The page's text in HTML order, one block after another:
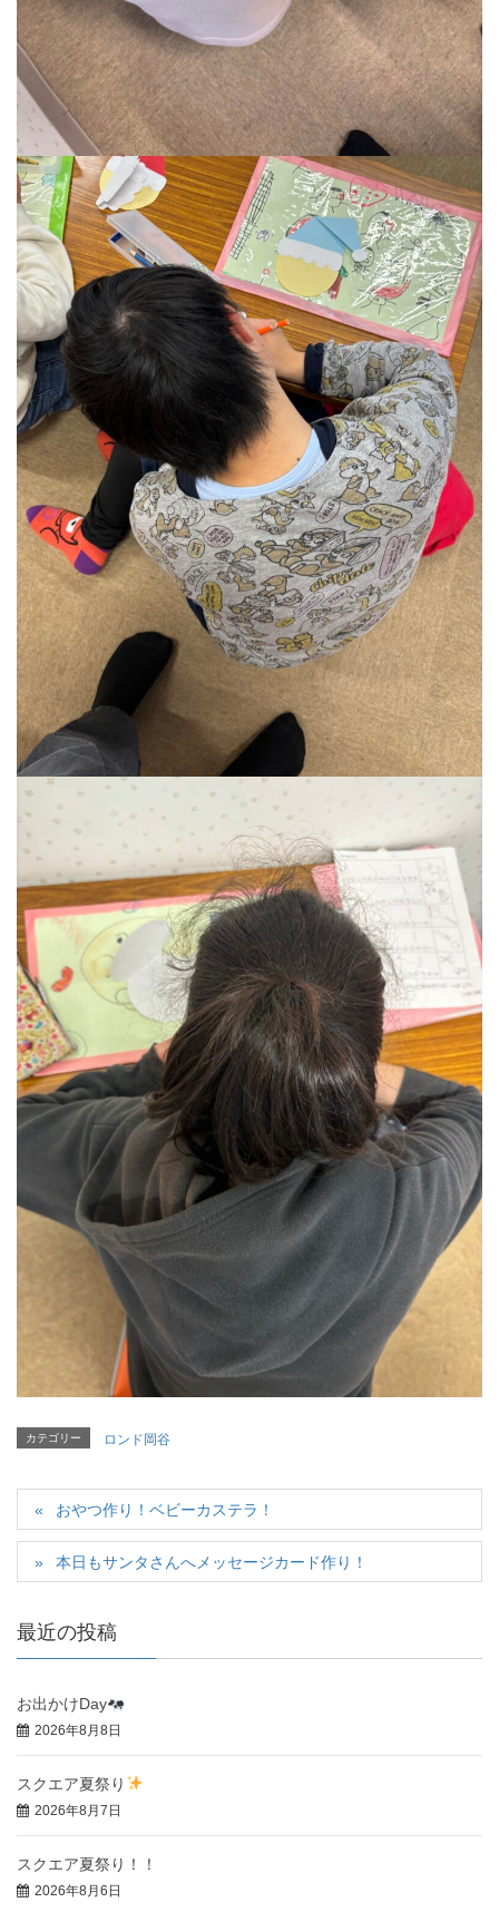
カテゴリー ロンド岡谷
おやつ作り！ベビーカステラ！
本日もサンタさんへメッセージカード作り！
最近の投稿
お出かけDay
2026年8月8日
スクエア夏祭り
2026年8月7日
スクエア夏祭り！！
2026年8月6日